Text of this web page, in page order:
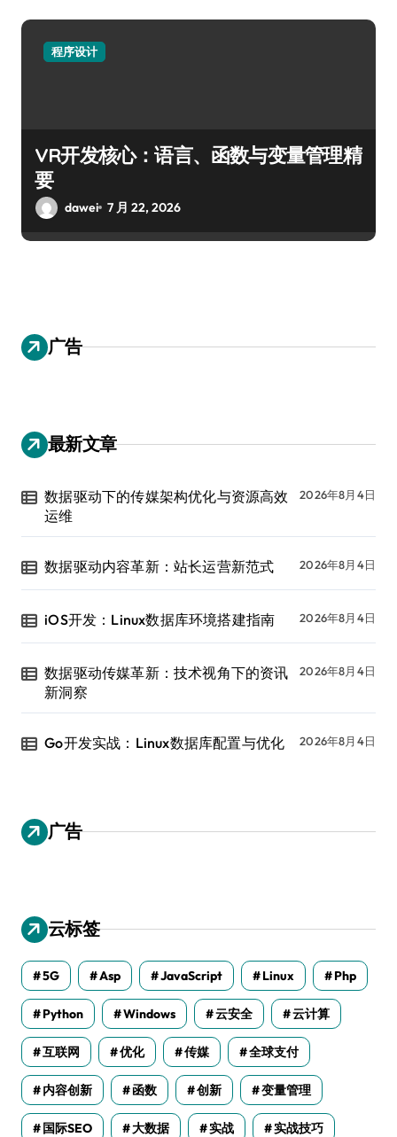
程序设计
VR开发核心：语言、函数与变量管理精
要
dawei 7 月 22, 2026
广告
最新文章
数据驱动下的传媒架构优化与资源高效
运维
2026年8月4日
数据驱动内容革新：站长运营新范式 2026年8月4日
iOS开发：Linux数据库环境搭建指南 2026年8月4日
数据驱动传媒革新：技术视角下的资讯
新洞察
2026年8月4日
Go开发实战：Linux数据库配置与优化 2026年8月4日
广告
云标签
5G Asp JavaScript Linux Php
Python Windows 云安全 云计算
互联网 优化 传媒 全球支付
内容创新 函数 创新 变量管理
国际SEO 大数据 实战 实战技巧